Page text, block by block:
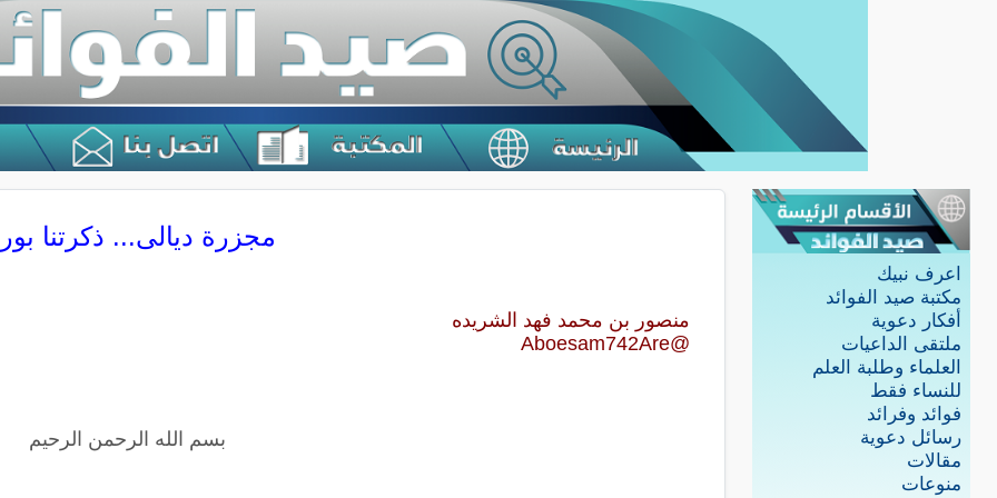
اعرف نبيك
مكتبة صيد الفوائد
أفكار دعوية
ملتقى الداعيات
العلماء وطلبة العلم
للنساء فقط
فوائد وفرائد
رسائل دعوية
مقالات
منوعات
مجزرة ديالى... ذكرتنا
منصور بن محمد فهد الشريده
@Aboesam742Are
بسم الله الرحمن الرحيم